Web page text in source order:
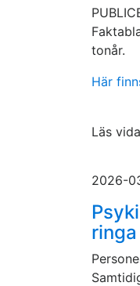
tonår.
Här
Läs
2026-